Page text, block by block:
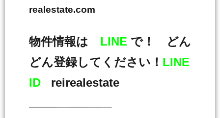
realestate.com
物件情報は LINE で！ どん
どん登録してください！ LINE
ID reirealestate